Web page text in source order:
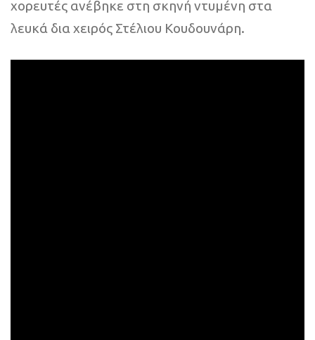
χορευτές ανέβηκε στη σκηνή ντυμένη στα
λευκά δια χειρός Στέλιου Κουδουνάρη.